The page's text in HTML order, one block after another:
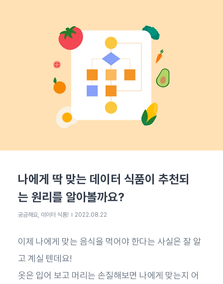
나에게 딱 맞는 데이터 식품이 추천되
는 원리를 알아볼까요?
궁금해요, 데이터 식품! 2022.08.22
이제 나에게 맞는 음식을 먹어야 한다는 사실은 잘 알
고 계실 텐데요!
옷은 입어 보고 머리는 손질해보면 나에게 맞는지 어